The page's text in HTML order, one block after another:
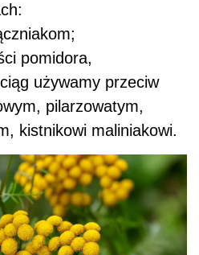
pomidora,
używamy przeciw
pilarzowatym,
kistnikowi maliniakowi.